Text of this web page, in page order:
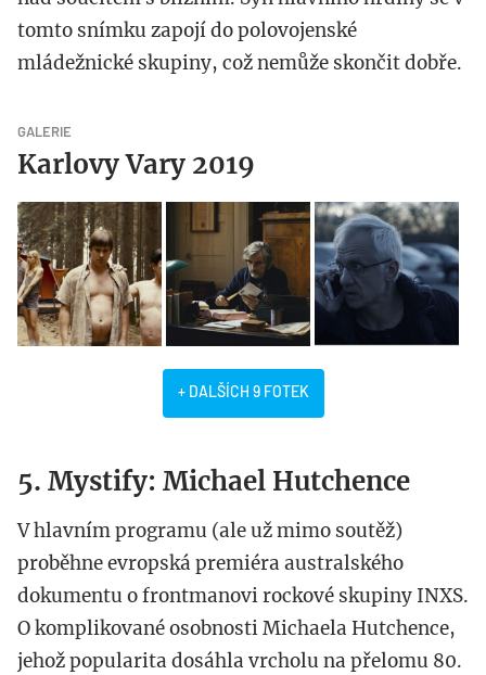
tomto snímku zapojí do polovojenské
mládežnické skupiny, což nemůže skončit dobře.
GALERIE
Karlovy Vary 2019
+ DALŠÍCH 9 FOTEK
5. Mystify: Michael Hutchence
V hlavním programu (ale už mimo soutěž)
proběhne evropská premiéra australského
dokumentu o frontmanovi rockové skupiny INXS.
O komplikované osobnosti Michaela Hutchence,
jehož popularita dosáhla vrcholu na přelomu 80.